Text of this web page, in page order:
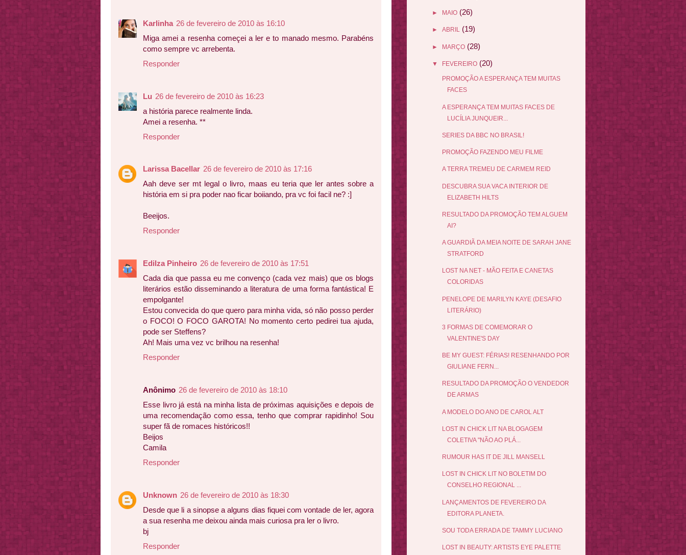
Karlinha 26 de fevereiro de 2010 às 16:10
Miga amei a resenha começei a ler e to manado mesmo. Parabéns
como sempre vc arrebenta.
Responder
Lu 26 de fevereiro de 2010 às 16:23
a história parece realmente linda.
Amei a resenha. **
Responder
Larissa Bacellar 26 de fevereiro de 2010 às 17:16
Aah deve ser mt legal o livro, maas eu teria que ler antes sobre a
história em si pra poder nao ficar boiiando, pra vc foi facil ne? :]
Beeijos.
Responder
Edilza Pinheiro 26 de fevereiro de 2010 às 17:51
Cada dia que passa eu me convenço (cada vez mais) que os blogs
literários estão disseminando a literatura de uma forma fantástica! E
empolgante!
Estou convecida do que quero para minha vida, só não posso perder
o FOCO! O FOCO GAROTA! No momento certo pedirei tua ajuda,
pode ser Steffens?
Ah! Mais uma vez vc brilhou na resenha!
Responder
Anônimo 26 de fevereiro de 2010 às 18:10
Esse livro já está na minha lista de próximas aquisições e depois de
uma recomendação como essa, tenho que comprar rapidinho! Sou
super fã de romaces históricos!!
Beijos
Camila
Responder
Unknown 26 de fevereiro de 2010 às 18:30
Desde que li a sinopse a alguns dias fiquei com vontade de ler, agora
a sua resenha me deixou ainda mais curiosa pra ler o livro.
bj
Responder
► MAIO (26)
► ABRIL (19)
► MARÇO (28)
▼ FEVEREIRO (20)
PROMOÇÃO A ESPERANÇA TEM MUITAS
FACES
A ESPERANÇA TEM MUITAS FACES DE
LUCÍLIA JUNQUEIR...
SERIES DA BBC NO BRASIL!
PROMOÇÃO FAZENDO MEU FILME
A TERRA TREMEU DE CARMEM REID
DESCUBRA SUA VACA INTERIOR DE
ELIZABETH HILTS
RESULTADO DA PROMOÇÃO TEM ALGUEM
AI?
A GUARDIÃ DA MEIA NOITE DE SARAH JANE
STRATFORD
LOST NA NET - MÃO FEITA E CANETAS
COLORIDAS
PENELOPE DE MARILYN KAYE (DESAFIO
LITERÁRIO)
3 FORMAS DE COMEMORAR O
VALENTINE'S DAY
BE MY GUEST: FÉRIAS! RESENHANDO POR
GIULIANE FERN...
RESULTADO DA PROMOÇÃO O VENDEDOR
DE ARMAS
A MODELO DO ANO DE CAROL ALT
LOST IN CHICK LIT NA BLOGAGEM
COLETIVA "NÃO AO PLÁ...
RUMOUR HAS IT DE JILL MANSELL
LOST IN CHICK LIT NO BOLETIM DO
CONSELHO REGIONAL ...
LANÇAMENTOS DE FEVEREIRO DA
EDITORA PLANETA.
SOU TODA ERRADA DE TAMMY LUCIANO
LOST IN BEAUTY: ARTISTS EYE PALETTE